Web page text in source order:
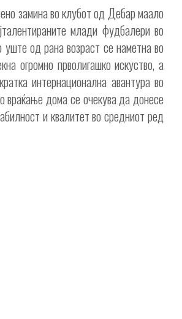
замина во клубот од Дебар маало
млади фудбалери во
уште од рана возраст се наметна во
огромно прволигашко искуство, а
интернационална авантура во
враќање дома се очекува да донесе
и квалитет во средниот ред